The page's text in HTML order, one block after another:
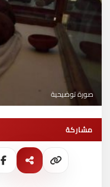
صورة توضيحية
مشاركة